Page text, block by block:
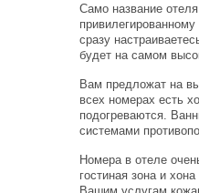
Само название
сразу
будет на самом
Вам предложат на
всех номерах есть
подогреваются.
системами
Номера в отеле
гостиная зона и